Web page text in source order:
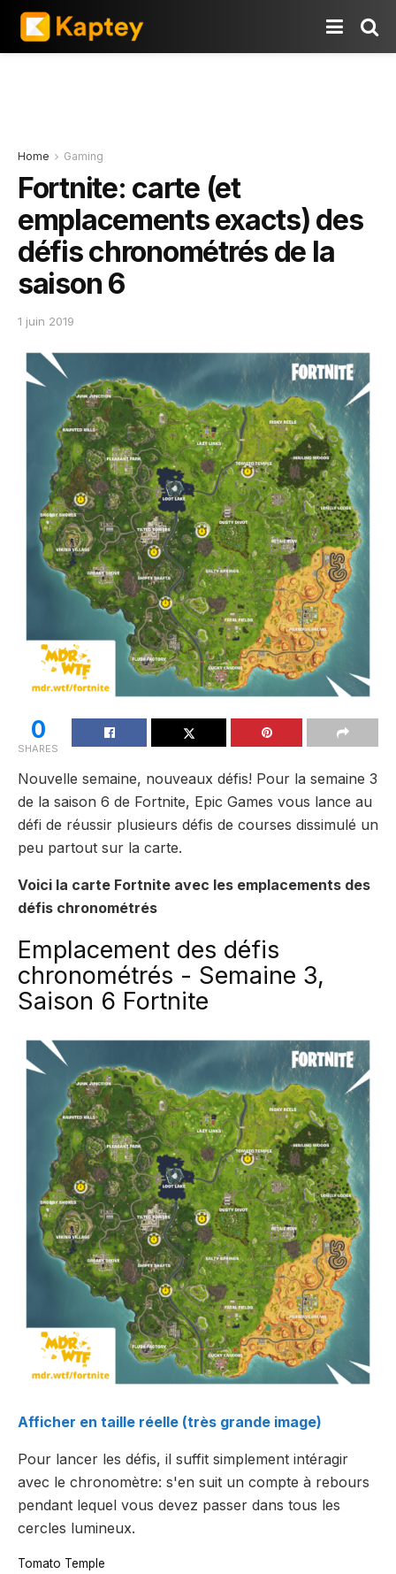
Home Gaming
Fortnite: carte (et
emplacements exacts) des
défis chronométrés de la
saison 6
1 juin 2019
0
SHARES
Nouvelle semaine, nouveaux défis! Pour la semaine 3
de la saison 6 de Fortnite, Epic Games vous lance au
défi de réussir plusieurs défis de courses dissimulé un
peu partout sur la carte.
Voici la carte Fortnite avec les emplacements des
défis chronométrés
Emplacement des défis
chronométrés - Semaine 3,
Saison 6 Fortnite
Afficher en taille réelle (très grande image)
Pour lancer les défis, il suffit simplement intéragir
avec le chronomètre: s'en suit un compte à rebours
pendant lequel vous devez passer dans tous les
cercles lumineux.
Tomato Temple